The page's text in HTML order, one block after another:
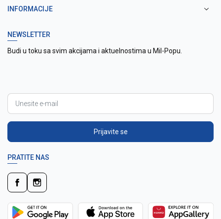
INFORMACIJE
NEWSLETTER
Budi u toku sa svim akcijama i aktuelnostima u Mil-Popu.
Prijavite se
PRATITE NAS